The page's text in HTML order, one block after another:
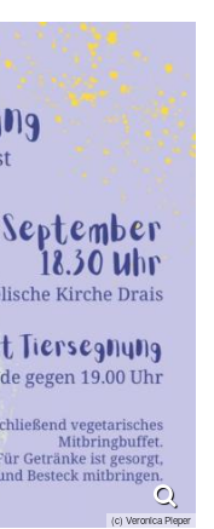
(c) Veronica Pieper